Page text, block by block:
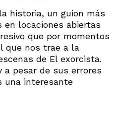
historia, un guion más
en locaciones abiertas
que por momentos
que nos trae a la
de El exorcista.
a pesar de sus errores
una interesante